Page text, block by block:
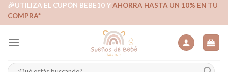
Skip🎉UTILIZA EL CUPÓN BEBE10 YAHORRA HASTA UN 10% EN TU
COMPRA*
Buscar